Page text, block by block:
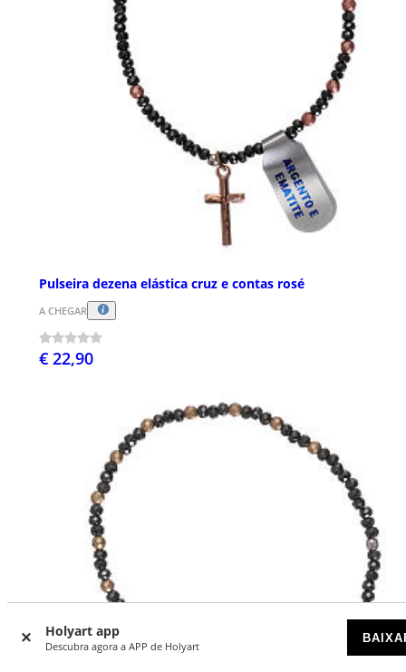
Holyart app
Descubra agora a APP de Holyart
Pulseira dezena elástica cruz e contas rosé
A CHEGAR
€ 22,90